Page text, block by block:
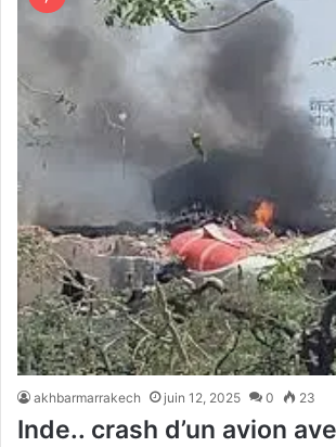
akhbarmarrakech juin 12, 2025 0 23
Inde.. crash d’un avion